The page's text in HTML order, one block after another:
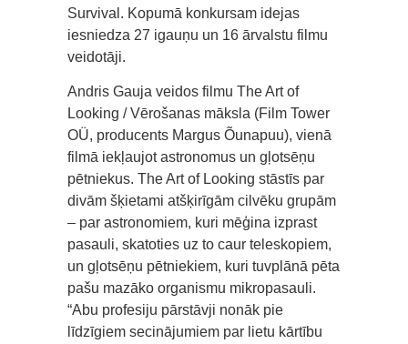
Survival. Kopumā konkursam idejas
iesniedza 27 igauņu un 16 ārvalstu filmu
veidotāji.
Andris Gauja veidos filmu The Art of
Looking / Vērošanas māksla (Film Tower
OÜ, producents Margus Õunapuu), vienā
filmā iekļaujot astronomus un gļotsēņu
pētniekus. The Art of Looking stāstīs par
divām šķietami atšķirīgām cilvēku grupām
– par astronomiem, kuri mēģina izprast
pasauli, skatoties uz to caur teleskopiem,
un gļotsēņu pētniekiem, kuri tuvplānā pēta
pašu mazāko organismu mikropasauli.
“Abu profesiju pārstāvji nonāk pie
līdzīgiem secinājumiem par lietu kārtību